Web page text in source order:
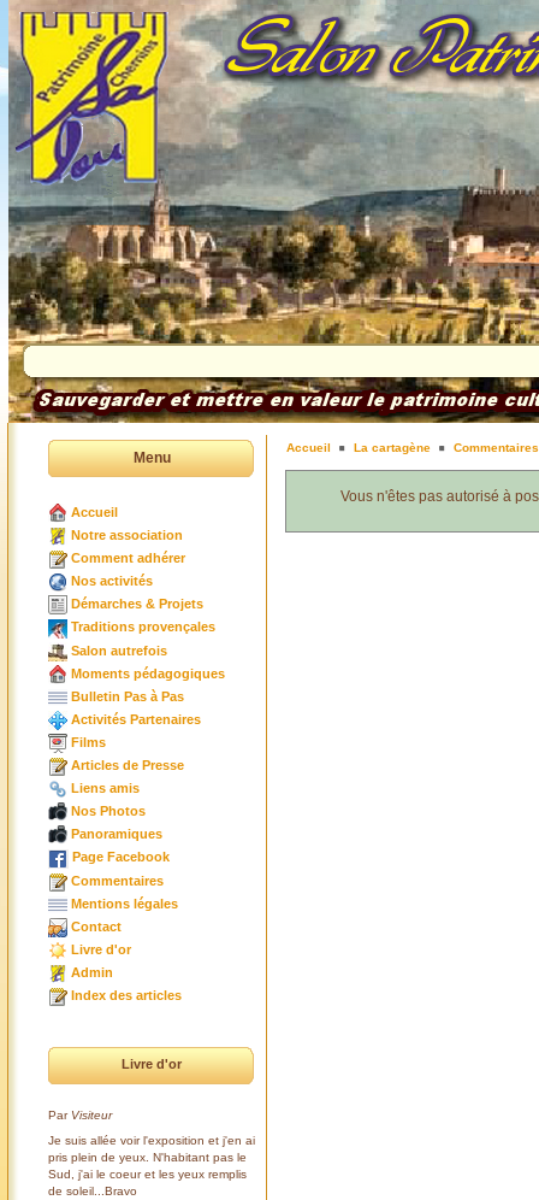
Menu
Accueil
Notre association
Comment adhérer
Nos activités
Démarches & Projets
Traditions provençales
Salon autrefois
Moments pédagogiques
Bulletin Pas à Pas
Activités Partenaires
Films
Articles de Presse
Liens amis
Nos Photos
Panoramiques
Page Facebook
Commentaires
Mentions légales
Contact
Livre d'or
Admin
Index des articles
Livre d'or
Par Visiteur
Je suis allée voir l'exposition et j'en ai
pris plein de yeux. N'habitant pas le
Sud, j'ai le coeur et les yeux remplis
de soleil...Bravo
Accueil La cartagène Commentaires
Vous n'êtes pas autorisé à